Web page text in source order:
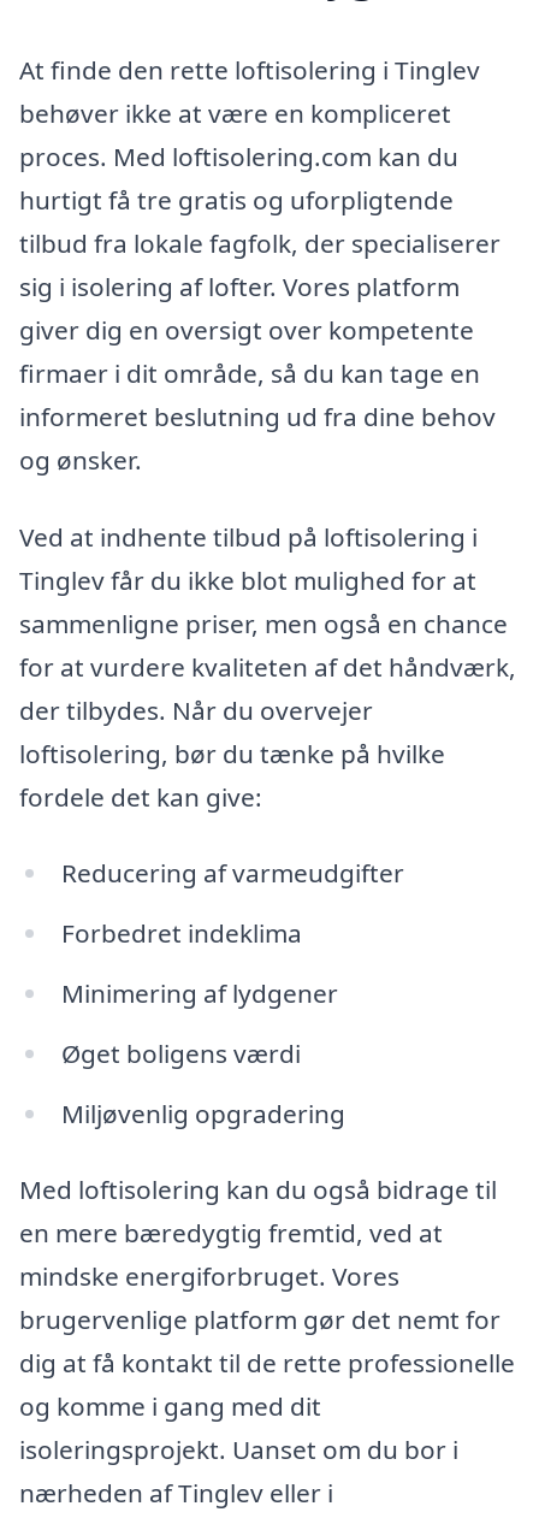
At finde den rette loftisolering i Tinglev
behøver ikke at være en kompliceret
proces. Med loftisolering.com kan du
hurtigt få tre gratis og uforpligtende
tilbud fra lokale fagfolk, der specialiserer
sig i isolering af lofter. Vores platform
giver dig en oversigt over kompetente
firmaer i dit område, så du kan tage en
informeret beslutning ud fra dine behov
og ønsker.
Ved at indhente tilbud på loftisolering i
Tinglev får du ikke blot mulighed for at
sammenligne priser, men også en chance
for at vurdere kvaliteten af det håndværk,
der tilbydes. Når du overvejer
loftisolering, bør du tænke på hvilke
fordele det kan give:
Reducering af varmeudgifter
Forbedret indeklima
Minimering af lydgener
Øget boligens værdi
Miljøvenlig opgradering
Med loftisolering kan du også bidrage til
en mere bæredygtig fremtid, ved at
mindske energiforbruget. Vores
brugervenlige platform gør det nemt for
dig at få kontakt til de rette professionelle
og komme i gang med dit
isoleringsprojekt. Uanset om du bor i
nærheden af Tinglev eller i